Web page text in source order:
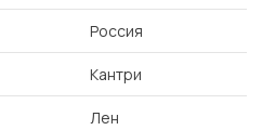
Россия
Кантри
Лен